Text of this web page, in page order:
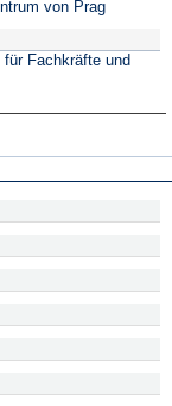
von Prag
Fachkräfte und